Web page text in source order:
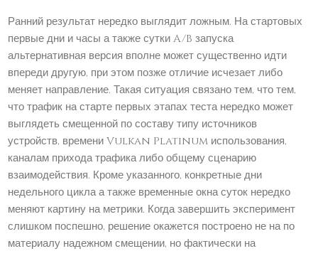
Ранний результат нередко выглядит ложным. На стартовых
первые дни и часы а также сутки A/B запуска
альтернативная версия вполне может существенно идти
впереди другую, при этом позже отличие исчезает либо
меняет направление. Такая ситуация связано тем, что тем,
что трафик на старте первых этапах теста нередко может
выглядеть смещенной по составу типу источников
устройств, времени Vulkan Platinum использования,
каналам прихода трафика либо общему сценарию
взаимодействия. Кроме указанного, конкретные дни
недельного цикла а также временные окна суток нередко
меняют картину на метрики. Когда завершить эксперимент
слишком поспешно, решение окажется построено не на по
материалу надежном смещении, но фактически на